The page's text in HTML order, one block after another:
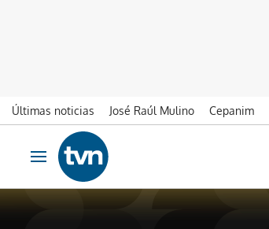
Últimas noticias José Raúl Mulino Cepanim
Ir al contenido
Obrir navegació